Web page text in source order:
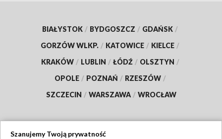
BIAŁYSTOK / BYDGOSZCZ / GDAŃSK /
GORZÓW WLKP. / KATOWICE / KIELCE /
KRAKÓW / LUBLIN / ŁÓDŹ / OLSZTYN /
OPOLE / POZNAŃ / RZESZÓW /
SZCZECIN / WARSZAWA / WROCŁAW
Szanujemy Twoją prywatność